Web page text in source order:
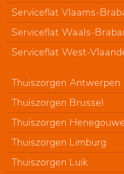
Serviceflat Vlaams-
Serviceflat Waals-
Serviceflat West-
Thuiszorgen Antwerpen
Thuiszorgen Brussel
Thuiszorgen
Thuiszorgen Limburg
Thuiszorgen Luik